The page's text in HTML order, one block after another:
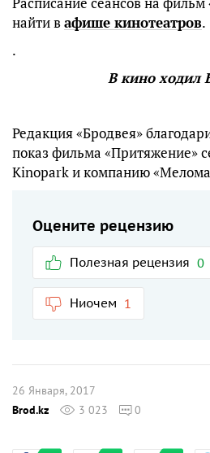
найти вафише кинотеатров.
.
В кино ходил
Редакция «Бродвея»
показ фильма «Притяжение»
Kinopark и компанию
Оцените рецензию
Полезная рецензия 0
Ниочем 1
26 Января, 2017
Brod.kz
3 023 0